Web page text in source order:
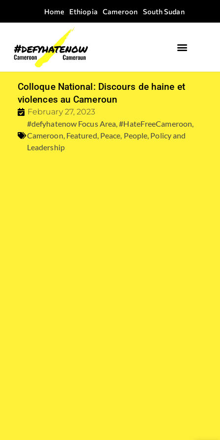
Home Ethiopia Cameroon South Sudan
Colloque National: Discours de haine et
violences au Cameroun
February 27, 2023
#defyhatenow Focus Area,#HateFreeCameroon,
Cameroon, Featured, Peace, People, Policy and
Leadership